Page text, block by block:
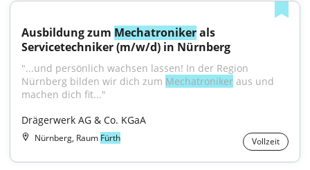
Ausbildung zum Mechatroniker als
Servicetechniker (m/w/d) in Nürnberg
"...und persönlich wachsen lassen! In der Region
Nürnberg bilden wir dich zum Mechatroniker aus und
machen dich fit..."
Drägerwerk AG & Co. KGaA
Nürnberg, Raum Fürth Vollzeit